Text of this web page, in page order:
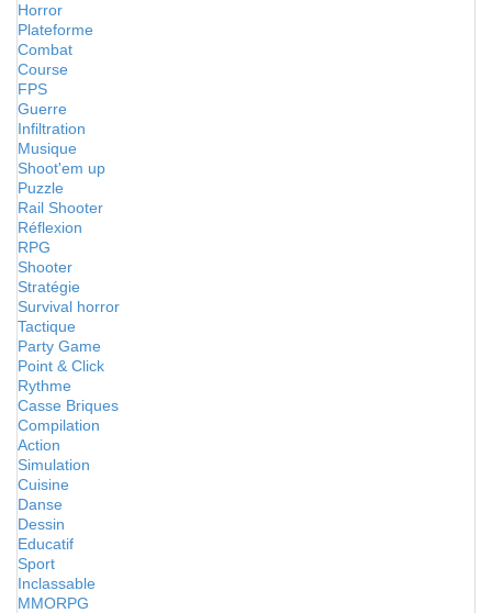
Horror
Plateforme
Combat
Course
FPS
Guerre
Infiltration
Musique
Shoot'em up
Puzzle
Rail Shooter
Réflexion
RPG
Shooter
Stratégie
Survival horror
Tactique
Party Game
Point & Click
Rythme
Casse Briques
Compilation
Action
Simulation
Cuisine
Danse
Dessin
Educatif
Sport
Inclassable
MMORPG